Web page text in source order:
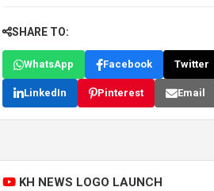
SHARE TO:
WhatsApp Facebook Twitter
LinkedIn Pinterest Email
KH NEWS LOGO LAUNCH